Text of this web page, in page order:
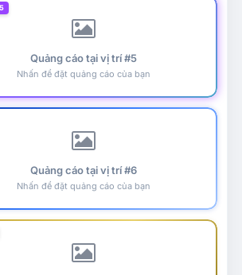
Quảng cáo tại vị trí #5
Nhấn để đặt quảng cáo của bạn
Quảng cáo tại vị trí #6
Nhấn để đặt quảng cáo của bạn